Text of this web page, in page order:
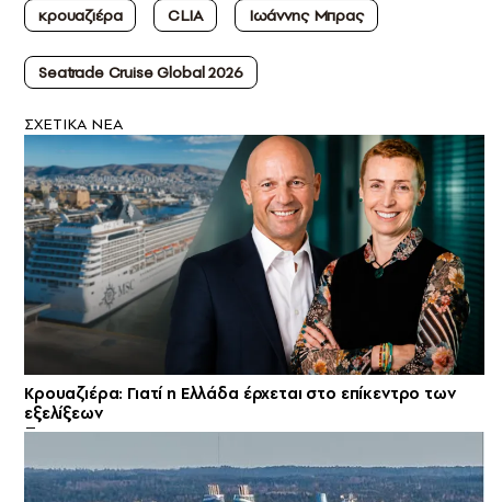
κρουαζιέρα
CLIA Ιωάννης Μπρας
Seatrade Cruise Global 2026
ΣXETIKA NEA
Κρουαζιέρα: Γιατί η Ελλάδα έρχεται στο επίκεντρο των
εξελίξεων